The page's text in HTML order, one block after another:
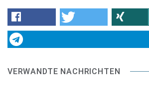
VERWANDTE NACHRICHTEN